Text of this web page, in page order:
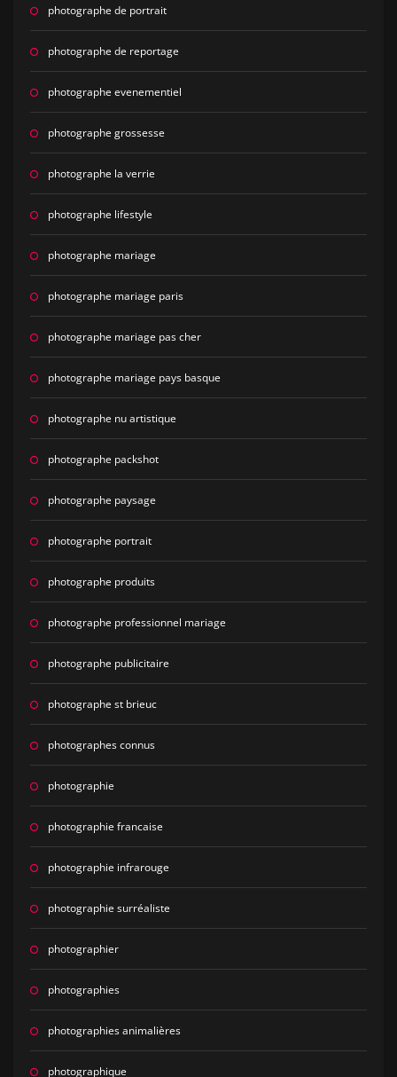
photographe de portrait
photographe de reportage
photographe evenementiel
photographe grossesse
photographe la verrie
photographe lifestyle
photographe mariage
photographe mariage paris
photographe mariage pas cher
photographe mariage pays basque
photographe nu artistique
photographe packshot
photographe paysage
photographe portrait
photographe produits
photographe professionnel mariage
photographe publicitaire
photographe st brieuc
photographes connus
photographie
photographie francaise
photographie infrarouge
photographie surréaliste
photographier
photographies
photographies animalières
photographique